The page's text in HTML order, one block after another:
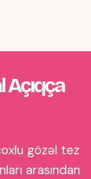
Açıqça
gözəl tez
arasından